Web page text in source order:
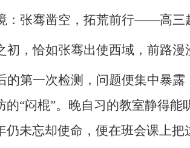
：张骞凿空，拓荒前行——高三
初，恰如张骞出使西域，前路
的第一次检测，问题便集中暴
的“闷棍”。晚自习的教室静得
仍未忘却使命，便在班会课上